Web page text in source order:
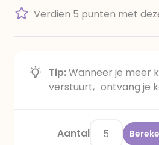
Verdien 5 punten met
Tip:Wanneer je meer
verstuurt, ontvang je
Aantal